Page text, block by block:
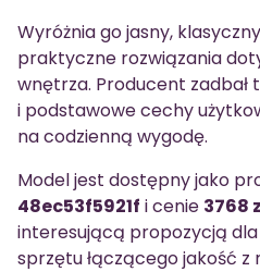
Wyróżnia go jasny,
praktyczne rozwiązania
wnętrza. Producent zadbał
i podstawowe cechy
na codzienną wygodę.
Model jest dostępny jako
48ec53f5921f i cenie 3768
interesującą propozycją
sprzętu łączącego jakość